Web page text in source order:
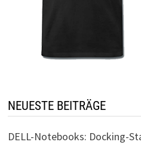
NEUESTE BEITRÄGE
DELL-Notebooks: Docking-